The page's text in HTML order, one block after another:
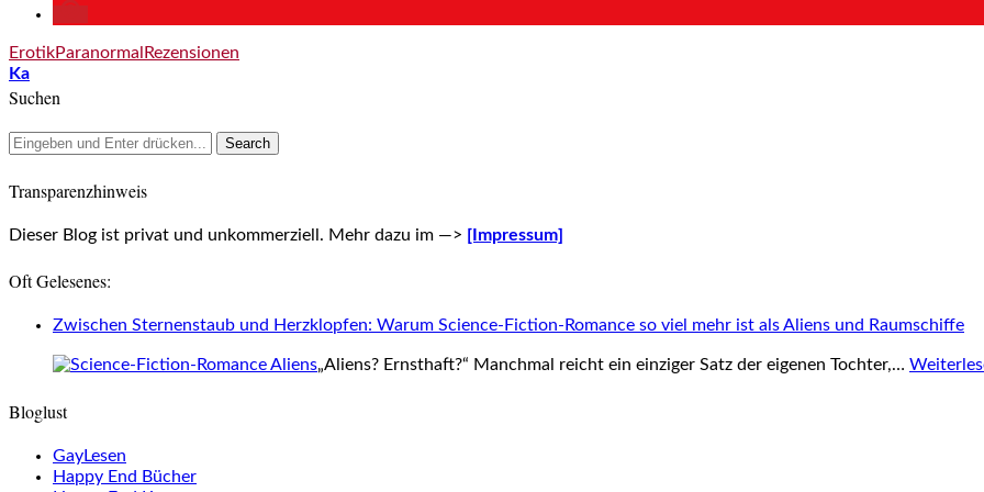
ErotikParanormal Rezensionen
Ka
Suchen
Transparenzhinweis
Dieser Blog ist privat und unkommerziell. Mehr dazu im —> [Impressum]
Oft Gelesenes:
Zwischen Sternenstaub und Herzklopfen: Warum Science-Fiction-Romance so viel mehr ist als Aliens und Raumschiffe
„Aliens? Ernsthaft?“ Manchmal reicht ein einziger Satz der eigenen Tochter,…
Bloglust
GayLesen
Happy End Bücher